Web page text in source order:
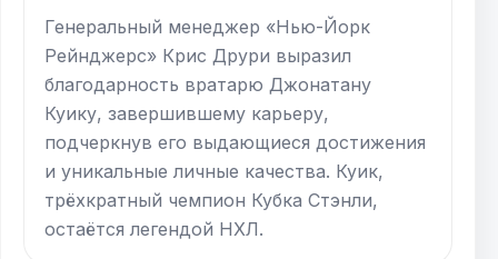
Генеральный менеджер «Нью-Йорк
Рейнджерс» Крис Друри выразил
благодарность вратарю Джонатану
Куику, завершившему карьеру,
подчеркнув его выдающиеся достижения
и уникальные личные качества. Куик,
трёхкратный чемпион Кубка Стэнли,
остаётся легендой НХЛ.